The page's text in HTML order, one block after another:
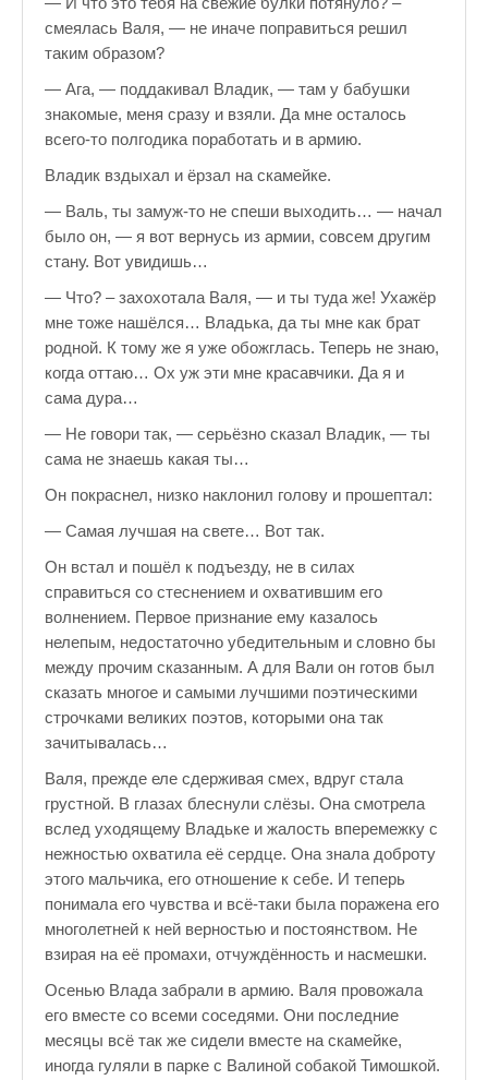
смеялась Валя, — не иначе поправиться решил
таким образом?
— Ага, — поддакивал Владик, — там у бабушки
знакомые, меня сразу и взяли. Да мне осталось
всего-то полгодика поработать и в армию.
Владик вздыхал и ёрзал на скамейке.
— Валь, ты замуж-то не спеши выходить… — начал
было он, — я вот вернусь из армии, совсем другим
стану. Вот увидишь…
— Что? – захохотала Валя, — и ты туда же! Ухажёр
мне тоже нашёлся… Владька, да ты мне как брат
родной. К тому же я уже обожглась. Теперь не знаю,
когда оттаю… Ох уж эти мне красавчики. Да я и
сама дура…
— Не говори так, — серьёзно сказал Владик, — ты
сама не знаешь какая ты…
Он покраснел, низко наклонил голову и прошептал:
— Самая лучшая на свете… Вот так.
Он встал и пошёл к подъезду, не в силах
справиться со стеснением и охватившим его
волнением. Первое признание ему казалось
нелепым, недостаточно убедительным и словно бы
между прочим сказанным. А для Вали он готов был
сказать многое и самыми лучшими поэтическими
строчками великих поэтов, которыми она так
зачитывалась…
Валя, прежде еле сдерживая смех, вдруг стала
грустной. В глазах блеснули слёзы. Она смотрела
вслед уходящему Владьке и жалость вперемежку с
нежностью охватила её сердце. Она знала доброту
этого мальчика, его отношение к себе. И теперь
понимала его чувства и всё-таки была поражена его
многолетней к ней верностью и постоянством. Не
взирая на её промахи, отчуждённость и насмешки.
Осенью Влада забрали в армию. Валя провожала
его вместе со всеми соседями. Они последние
месяцы всё так же сидели вместе на скамейке,
иногда гуляли в парке с Валиной собакой Тимошкой.